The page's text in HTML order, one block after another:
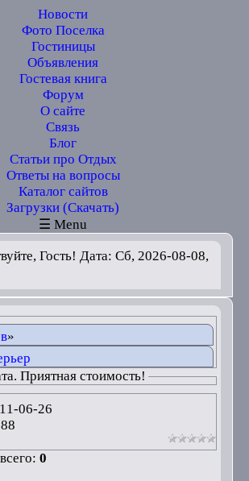
Новости
Фото Поселка
Гостиницы
Объявления
Гостевая книга
Форум
О сайте
Связь
Блог
Статьи про Отдых
Ответы на вопросы
Каталог сайтов
Загрузки (Скачать)
☰ Menu
Гость! Дата: Сб, 2026-08-08,
»
Приятная стоимость!
06-26
0